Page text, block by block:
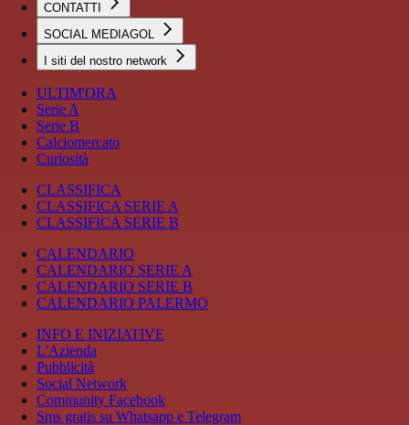
CONTATTI
SOCIAL MEDIAGOL
I siti del nostro network
ULTIM'ORA
Serie A
Serie B
Calciomercato
Curiosità
CLASSIFICA
CLASSIFICA SERIE A
CLASSIFICA SERIE B
CALENDARIO
CALENDARIO SERIE A
CALENDARIO SERIE B
CALENDARIO PALERMO
INFO E INIZIATIVE
L'Azienda
Pubblicità
Social Network
Community Facebook
Sms gratis su Whatsapp e Telegram